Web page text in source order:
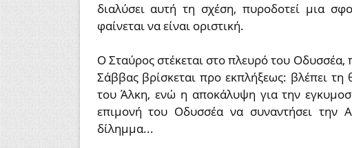
διαλύσει αυτή τη σχέση, πυροδοτεί μια
φαίνεται να είναι οριστική.
Ο Σταύρος στέκεται στο πλευρό του
Σάββας βρίσκεται προ εκπλήξεως: βλέπει
του Άλκη, ενώ η αποκάλυψη για την
επιμονή του Οδυσσέα να συναντήσει την
δίλημμα...